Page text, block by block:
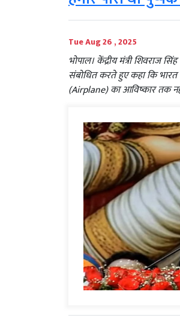
Tue Aug 26 , 2025
भोपाल। केंद्रीय मंत्री शिवराज
संबोधित करते हुए कहा कि
(Airplane) का आविष्कार तक